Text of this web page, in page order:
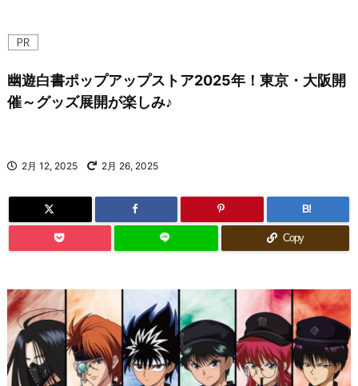
幽遊白書ポップアップストア2025年！東京・大阪開
催～グッズ展開が楽しみ♪
2月 12, 2025 2月 26, 2025
B!
Copy